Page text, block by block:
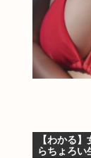
【わかる
らちょろい